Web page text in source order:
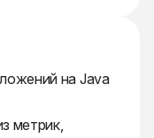
на Java
метрик,